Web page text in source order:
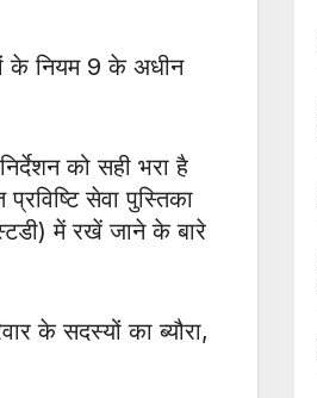
के नियम 9 के अधीन
को सही भरा है
सेवा पुस्तिका
में रखें जाने के बारे
के सदस्यों का ब्यौरा,